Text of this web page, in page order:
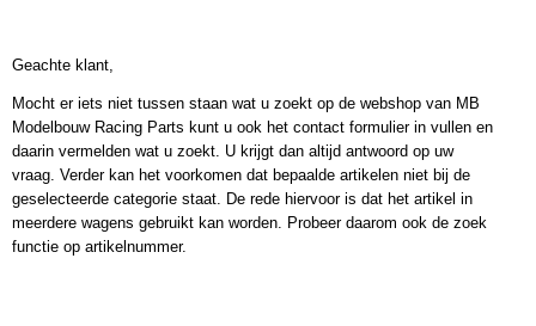
Geachte klant,
Mocht er iets niet tussen staan wat u zoekt op de webshop van MB
Modelbouw Racing Parts kunt u ook het contact formulier in vullen en
daarin vermelden wat u zoekt. U krijgt dan altijd antwoord op uw
vraag. Verder kan het voorkomen dat bepaalde artikelen niet bij de
geselecteerde categorie staat. De rede hiervoor is dat het artikel in
meerdere wagens gebruikt kan worden. Probeer daarom ook de zoek
functie op artikelnummer.